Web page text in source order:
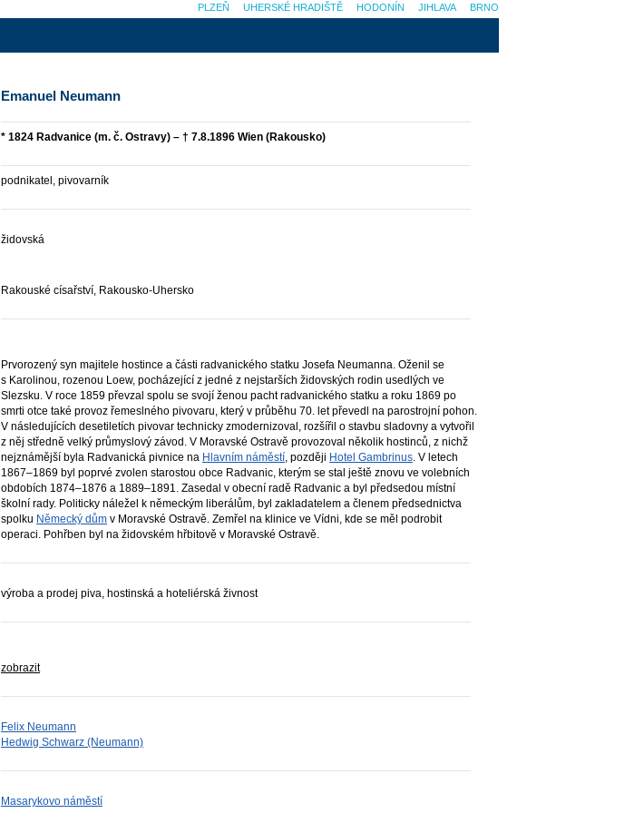
Emanuel Neumann
* 1824 Radvanice (m. č. Ostravy) – † 7.8.1896 Wien (Rakousko)
podnikatel, pivovarník
židovská
Rakouské císařství, Rakousko-Uhersko
Prvorozený syn majitele hostince a části radvanického statku Josefa Neumanna. Oženil se
s Karolinou, rozenou Loew, pocházející z jedné z nejstarších židovských rodin usedlých ve
Slezsku. V roce 1859 převzal spolu se svojí ženou pacht radvanického statku a roku 1869 po
smrti otce také provoz řemeslného pivovaru, který v průběhu 70. let převedl na parostrojní pohon.
V následujících desetiletích pivovar technicky zmodernizoval, rozšířil o stavbu sladovny a vytvořil
z něj středně velký průmyslový závod. V Moravské Ostravě provozoval několik hostinců, z nichž
nejznámější byla Radvanická pivnice na Hlavním náměstí, později Hotel Gambrinus. V letech
1867–1869 byl poprvé zvolen starostou obce Radvanic, kterým se stal ještě znovu ve volebních
obdobích 1874–1876 a 1889–1891. Zasedal v obecní radě Radvanic a byl předsedou místní
školní rady. Politicky náležel k německým liberálům, byl zakladatelem a členem předsednictva
spolku Německý dům v Moravské Ostravě. Zemřel na klinice ve Vídni, kde se měl podrobit
operaci. Pohřben byl na židovském hřbitově v Moravské Ostravě.
výroba a prodej piva, hostinská a hoteliérská živnost
zobrazit
Felix Neumann
Hedwig Schwarz (Neumann)
Masarykovo náměstí
BRNO
JIHLAVA
HODONÍN
UHERSKÉ HRADIŠTĚ
PLZEŇ